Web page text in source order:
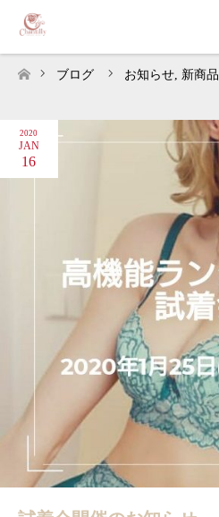
ホーム
ブログ お知らせ, 新商品
2020
JAN
16